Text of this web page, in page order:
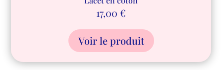
17,00 €
Voir le produit